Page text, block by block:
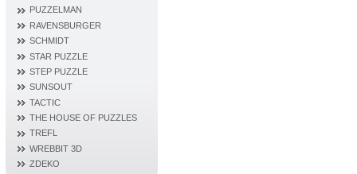
PUZZELMAN
RAVENSBURGER
SCHMIDT
STAR PUZZLE
STEP PUZZLE
SUNSOUT
TACTIC
THE HOUSE OF PUZZLES
TREFL
WREBBIT 3D
ZDEKO